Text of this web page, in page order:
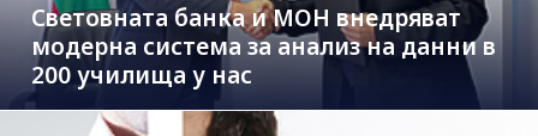
Световната банка и МОН внедряват
модерна система за анализ на данни в
200 училища у нас